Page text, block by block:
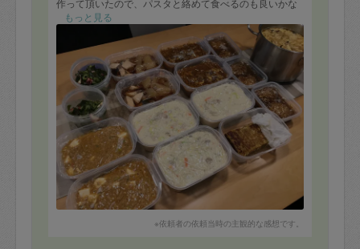
作って頂いたので、パスタと絡めて食べるのも良いかな
っと美味しい想像しています^ ^
タケトさんが作業している間、ちょっとずつ大掃除的な
事も捗って年末は特に有り難さを実感します
《メニュー 》
◼︎ ハヤシライス
◼︎ 白菜と鶏もも肉のクリーム煮
◼︎ 和風おろしハンバーグ
◼︎ 麻婆豆腐
◼︎ ぶり大根
◼︎ だし巻き卵
◼︎ タコときゅうりの酢の物
◼︎ きのこの中華風スープ
もっと見る
※依頼者の依頼当時の主観的な感想です。